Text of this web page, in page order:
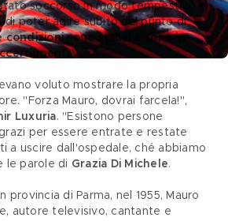
soccorso in modo tempestivo e
di poter agire subito dal punto di
condizioni sono stabili e sono in
".
"Forza Mauro, dovrai farcela!",
Luxuria. "Esistono persone
per essere entrate e restate
a uscire dall'ospedale, ché abbiamo
le parole di Grazia Di Michele.
autore televisivo, cantante e